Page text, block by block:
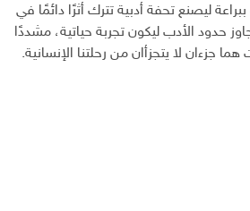
ليصنع تحفة أدبية تترك أثرًا دائمًا في
حدود الأدب ليكون تجربة حياتية، مشددًا
جزءان لا يتجزأان من رحلتنا الإنسانية.